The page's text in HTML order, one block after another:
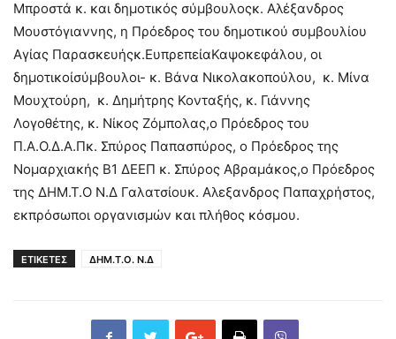
Μπροστά κ. και δημοτικός σύμβουλοςκ. Αλέξανδρος
Μουστόγιαννης, η Πρόεδρος του δημοτικού συμβουλίου
Αγίας Παρασκευήςκ.ΕυπρεπείαΚαψοκεφάλου, οι
δημοτικοίσύμβουλοι- κ. Βάνα Νικολακοπούλου, κ. Μίνα
Μουχτούρη, κ. Δημήτρης Κονταξής, κ. Γιάννης
Λογοθέτης, κ. Νίκος Ζόμπολας,ο Πρόεδρος του
Π.Α.Ο.Δ.Α.Πκ. Σπύρος Παπασπύρος, ο Πρόεδρος της
Νομαρχιακής Β1 ΔΕΕΠ κ. Σπύρος Αβραμάκος,ο Πρόεδρος
της ΔΗΜ.Τ.Ο Ν.Δ Γαλατσίουκ. Αλεξανδρος Παπαχρήστος,
εκπρόσωποι οργανισμών και πλήθος κόσμου.
ΕΤΙΚΕΤΕΣ ΔΗΜ.Τ.Ο. Ν.Δ